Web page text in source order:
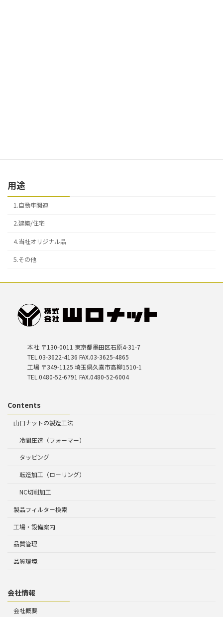
用途
1.自動車関連
2.建築/住宅
4.当社オリジナル品
5.その他
本社 〒130-0011 東京都墨田区石原4-31-7
TEL.03-3622-4136 FAX.03-3625-4865
工場 〒349-1125 埼玉県久喜市高柳1510-1
TEL.0480-52-6791 FAX.0480-52-6004
Contents
山口ナットの製造工法
冷間圧造（フォーマー）
タッピング
転造加工（ローリング）
NC切削加工
製品フィルター検索
工場・設備案内
品質管理
品質環境
会社情報
会社概要